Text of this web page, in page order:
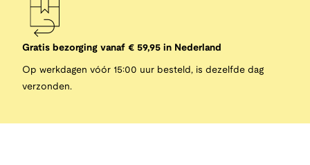
Gratis bezorging vanaf € 59,95 in Nederland
Op werkdagen vóór 15:00 uur besteld, is dezelfde dag
verzonden.